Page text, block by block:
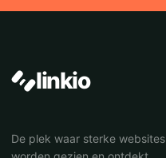
linkio
De plek waar sterke websites